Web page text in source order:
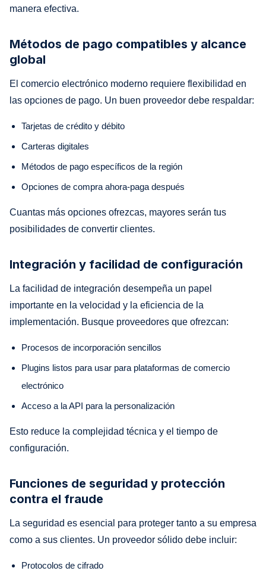
manera efectiva.
Métodos de pago compatibles y alcance
global
El comercio electrónico moderno requiere flexibilidad en
las opciones de pago. Un buen proveedor debe respaldar:
Tarjetas de crédito y débito
Carteras digitales
Métodos de pago específicos de la región
Opciones de compra ahora-paga después
Cuantas más opciones ofrezcas, mayores serán tus
posibilidades de convertir clientes.
Integración y facilidad de configuración
La facilidad de integración desempeña un papel
importante en la velocidad y la eficiencia de la
implementación. Busque proveedores que ofrezcan:
Procesos de incorporación sencillos
Plugins listos para usar para plataformas de comercio
electrónico
Acceso a la API para la personalización
Esto reduce la complejidad técnica y el tiempo de
configuración.
Funciones de seguridad y protección
contra el fraude
La seguridad es esencial para proteger tanto a su empresa
como a sus clientes. Un proveedor sólido debe incluir:
Protocolos de cifrado